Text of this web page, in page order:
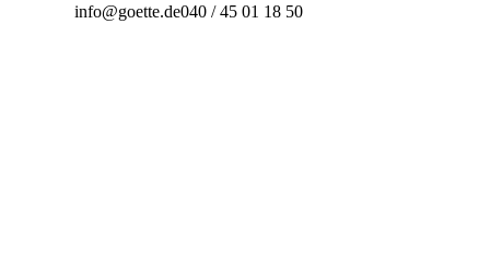
info@goette.de040 / 45 01 18 50